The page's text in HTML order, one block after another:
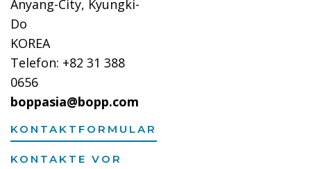
Anyang-City, Kyungki-
Do
KOREA
Telefon: +82 31 388
0656
boppasia@bopp.com
KONTAKTFORMULAR
KONTAKTE VOR